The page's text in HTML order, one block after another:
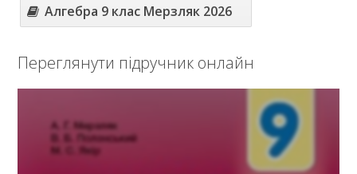
Українська мова
Фізика
Хімія
10 клас
ГДЗ
Алгебра 9 клас Мерзляк 2026
Переглянути підручник онлайн